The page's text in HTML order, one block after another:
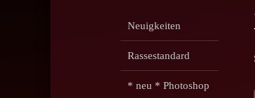
Neuigkeiten
Rassestandard
* neu * Photoshop